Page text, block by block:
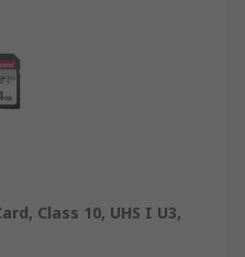
ใช้ SD Card กล้อง
และวิดีโอความ
สะเทือน อุณหภูมิ
จึงเป็นทางเลือกที่
Class 10, UHS I U3,